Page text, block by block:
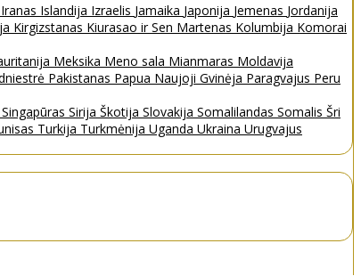
Iranas Islandija Izraelis Jamaika Japonija Jemenas Jordanija
Kirgizstanas Kiurasao ir Sen Martenas Kolumbija Komorai
Meksika Meno sala Mianmaras Moldavija
Pakistanas Papua Naujoji Gvinėja Paragvajus Peru
Singapūras Sirija Škotija Slovakija Somalilandas Somalis Šri
Turkija Turkmėnija Uganda Ukraina Urugvajus